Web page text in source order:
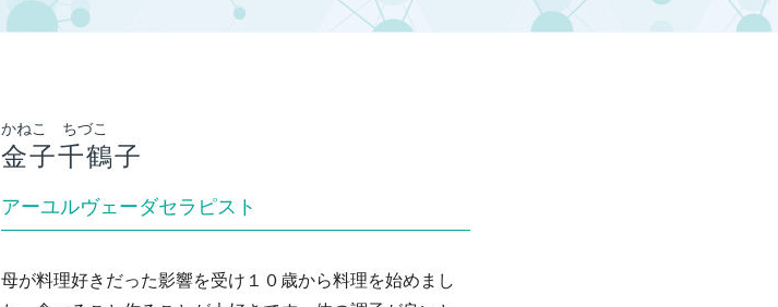
かねこ ちづこ
金子千鶴子
アーユルヴェーダセラピスト
母が料理好きだった影響を受け１０歳から料理を始めまし